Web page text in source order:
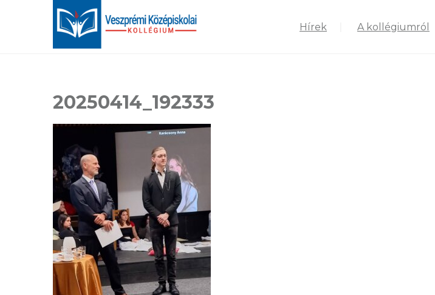
Hírek A kollégiumról
20250414_192333